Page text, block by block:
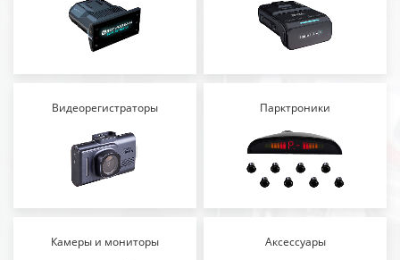
Видеорегистраторы Парктроники
Камеры и мониторы Аксессуары